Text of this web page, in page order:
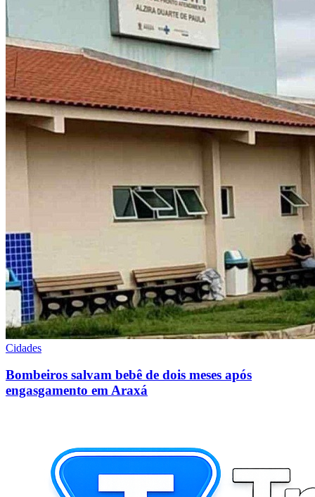
Cidades
Bombeiros salvam bebê de dois meses após
engasgamento em Araxá